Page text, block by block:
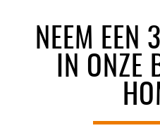
NEEM EEN
IN ONZE